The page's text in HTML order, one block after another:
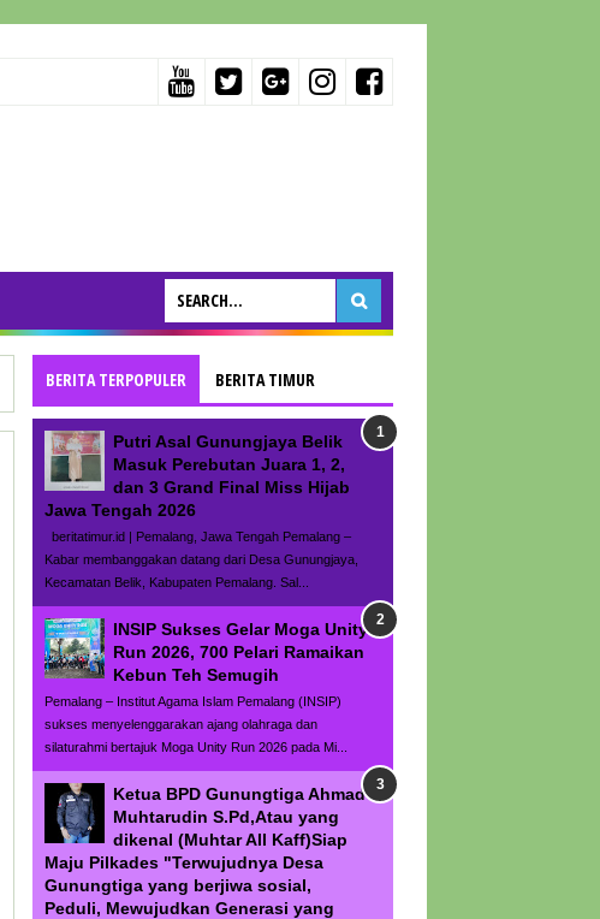
BERITA TERPOPULER BERITA TIMUR
Putri Asal Gunungjaya Belik
Masuk Perebutan Juara 1, 2,
dan 3 Grand Final Miss Hijab
Jawa Tengah 2026
beritatimur.id | Pemalang, Jawa Tengah Pemalang –
Kabar membanggakan datang dari Desa Gunungjaya,
Kecamatan Belik, Kabupaten Pemalang. Sal...
INSIP Sukses Gelar Moga Unity
Run 2026, 700 Pelari Ramaikan
Kebun Teh Semugih
Pemalang – Institut Agama Islam Pemalang (INSIP)
sukses menyelenggarakan ajang olahraga dan
silaturahmi bertajuk Moga Unity Run 2026 pada Mi...
Ketua BPD Gunungtiga Ahmad
Muhtarudin S.Pd,Atau yang
dikenal (Muhtar All Kaff)Siap
Maju Pilkades "Terwujudnya Desa
Gunungtiga yang berjiwa sosial,
Peduli, Mewujudkan Generasi yang